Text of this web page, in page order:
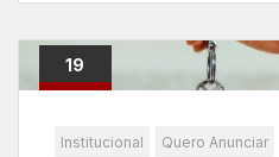
19
Institucional Quero Anunciar